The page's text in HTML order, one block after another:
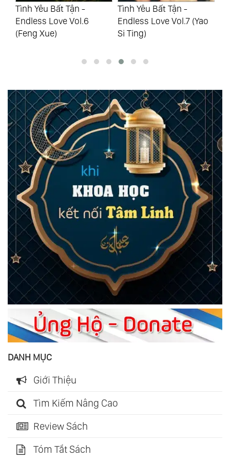
Tình Yêu Bất Tận -
Endless Love Vol.6
(Feng Xue)
Tình Yêu Bất Tận -
Endless Love Vol.7 (Yao
Si Ting)
DANH MỤC
Giới Thiệu
Tìm Kiếm Nâng Cao
Review Sách
Tóm Tắt Sách